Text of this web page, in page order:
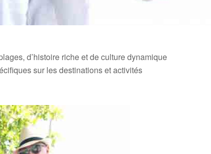
d’histoire riche et de culture dynamique
sur les destinations et activités